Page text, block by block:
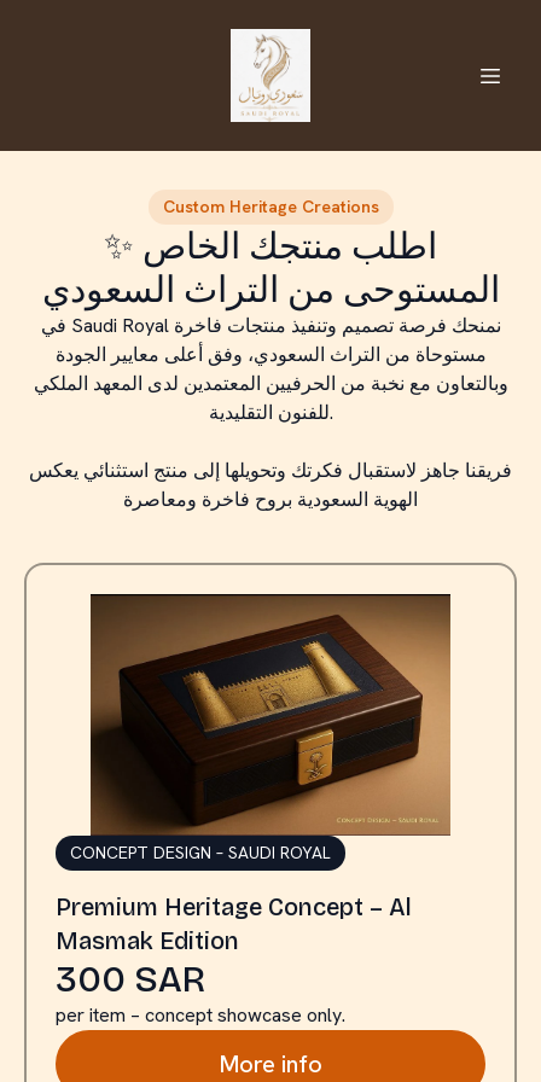
Custom Heritage Creations
✨ اطلب منتجك الخاص
المستوحى من التراث السعودي
في Saudi Royal نمنحك فرصة تصميم وتنفيذ منتجات فاخرة
مستوحاة من التراث السعودي، وفق أعلى معايير الجودة
وبالتعاون مع نخبة من الحرفيين المعتمدين لدى المعهد الملكي
للفنون التقليدية.
فريقنا جاهز لاستقبال فكرتك وتحويلها إلى منتج استثنائي يعكس
الهوية السعودية بروح فاخرة ومعاصرة
CONCEPT DESIGN – SAUDI ROYAL
Premium Heritage Concept – Al
Masmak Edition
300 SAR
per item – concept showcase only.
More info